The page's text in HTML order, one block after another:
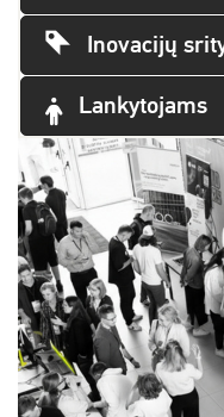
Inovacijų
Lankytojams